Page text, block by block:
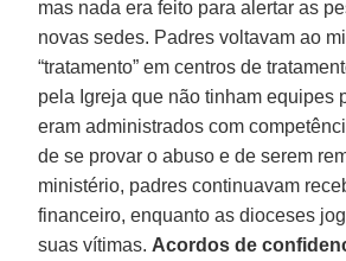
mas nada era feito para alertar as
novas sedes. Padres voltavam ao
“tratamento” em centros de
pela Igreja que não tinham equipes
eram administrados com
de se provar o abuso e de serem
ministério, padres continuavam
financeiro, enquanto as dioceses
suas vítimas. Acordos de